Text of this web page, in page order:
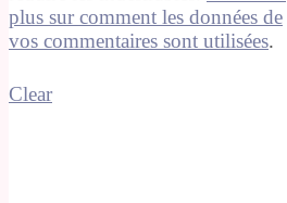
plus sur comment les données de
vos commentaires sont utilisées.
Clear